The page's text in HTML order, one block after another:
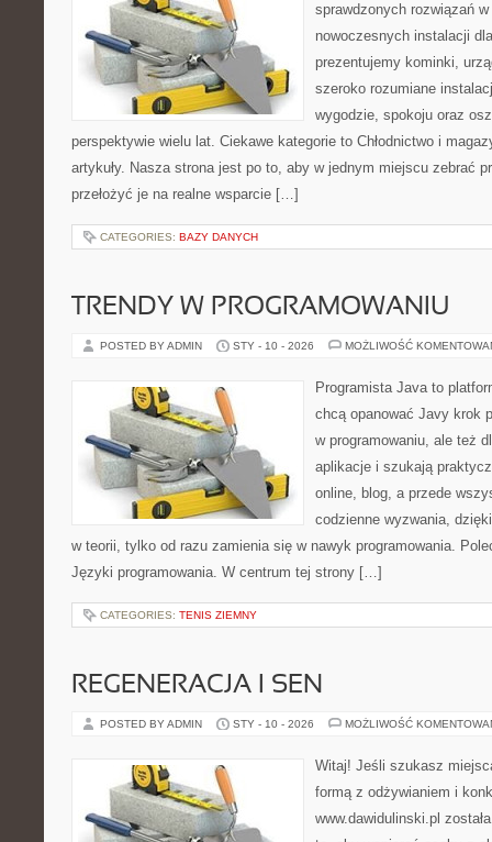
sprawdzonych rozwiązań
nowoczesnych instalacji
prezentujemy kominki,
szeroko rozumiane
wygodzie, spokoju oraz
perspektywie wielu lat. Ciekawe kategorie to Chłodnictwo i
artykuły. Nasza strona jest po to, aby w jednym miejscu zebrać
przełożyć je na realne wsparcie […]
CATEGORIES: BAZY DANYCH
TRENDY W PROGRAMOWANIU
POSTED BY ADMIN STY - 10 - 2026 MOŻLIWOŚĆ
Programista Java to
chcą opanować Javy krok
w programowaniu, ale też
aplikacje i szukają
online, blog, a przede
codzienne wyzwania,
w teorii, tylko od razu zamienia się w nawyk programowania.
Języki programowania. W centrum tej strony […]
CATEGORIES: TENIS ZIEMNY
REGENERACJA I SEN
POSTED BY ADMIN STY - 10 - 2026 MOŻLIWOŚĆ
Witaj! Jeśli szukasz
formą z odżywianiem i
www.dawidulinski.pl